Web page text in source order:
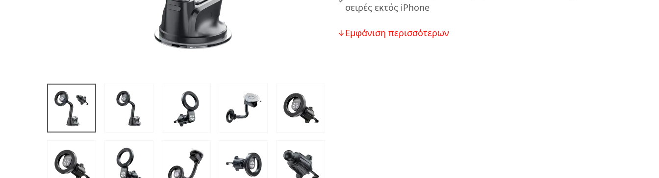
σειρές εκτός iPhone
Εμφάνιση περισσότερων